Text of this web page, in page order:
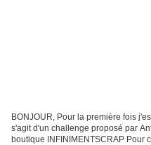
BONJOUR, Pour la première fois
s'agit d'un challenge proposé par
boutique INFINIMENTSCRAP Pour